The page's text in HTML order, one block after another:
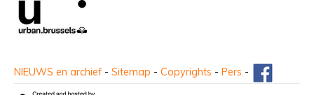
NIEUWS en archief - Sitemap - Copyrights - Pers -